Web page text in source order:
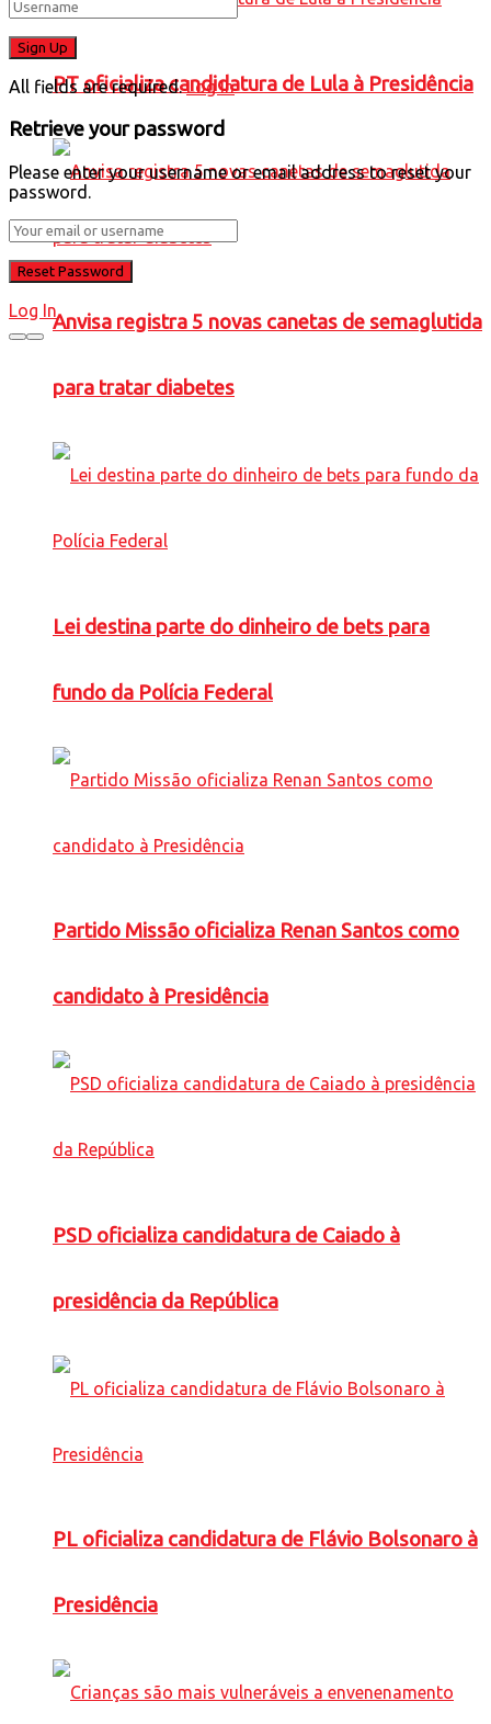
PT oficializa candidatura de Lula à Presidência
Anvisa registra 5 novas canetas de semaglutida
para tratar diabetes
Lei destina parte do dinheiro de bets para
fundo da Polícia Federal
Partido Missão oficializa Renan Santos como
candidato à Presidência
PSD oficializa candidatura de Caiado à
presidência da República
PL oficializa candidatura de Flávio Bolsonaro à
Presidência
All fields are required. Log In
Retrieve your password
Please enter your username or email address to reset your
password.
Log In